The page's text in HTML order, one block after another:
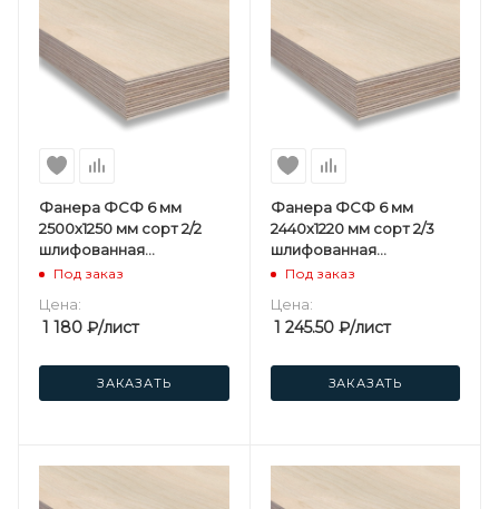
Фанера ФСФ 6 мм
2500х1250 мм сорт 2/2
шлифованная
березовая
Под заказ
Цена:
1 180 ₽/лист
ЗАКАЗАТЬ
Фанера ФСФ 6 мм
2440х1220 мм сорт 2/3
шлифованная
березовая
Под заказ
Цена:
1 245.50₽/лист
ЗАКАЗАТЬ